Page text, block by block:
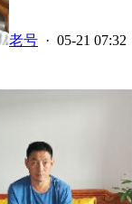
老号 · 05-21 07:32